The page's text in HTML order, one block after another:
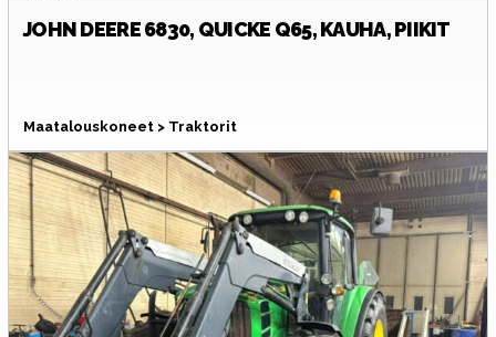
JOHN DEERE6830, QUICKE Q65, KAUHA, PIIKIT
Maatalouskoneet > Traktorit